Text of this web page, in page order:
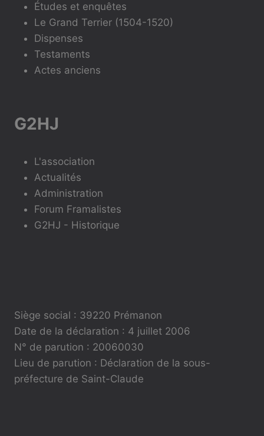
Études et enquêtes
Le Grand Terrier (1504-1520)
Dispenses
Testaments
Actes anciens
G2HJ
L'association
Actualités
Administration
Forum Framalistes
G2HJ - Historique
Siège social : 39220 Prémanon
Date de la déclaration : 4 juillet 2006
N° de parution : 20060030
Lieu de parution : Déclaration de la sous-
préfecture de Saint-Claude